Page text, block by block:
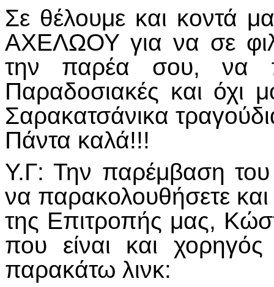
Σε θέλουμε και κοντά
ΑΧΕΛΩΟΥ για να σε
την παρέα σου, να
Παραδοσιακές και όχι
Σαρακατσάνικα
Πάντα καλά!!!
Υ.Γ: Την παρέμβαση
να παρακολουθήσετε
της Επιτροπής μας,
που είναι και
παρακάτω λινκ: